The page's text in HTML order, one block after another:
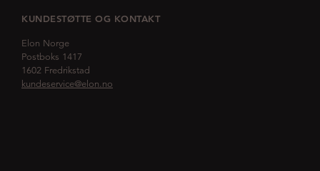
KUNDESTØTTE OG KONTAKT
Elon Norge
Postboks 1417
1602 Fredrikstad
kundeservice@elon.no